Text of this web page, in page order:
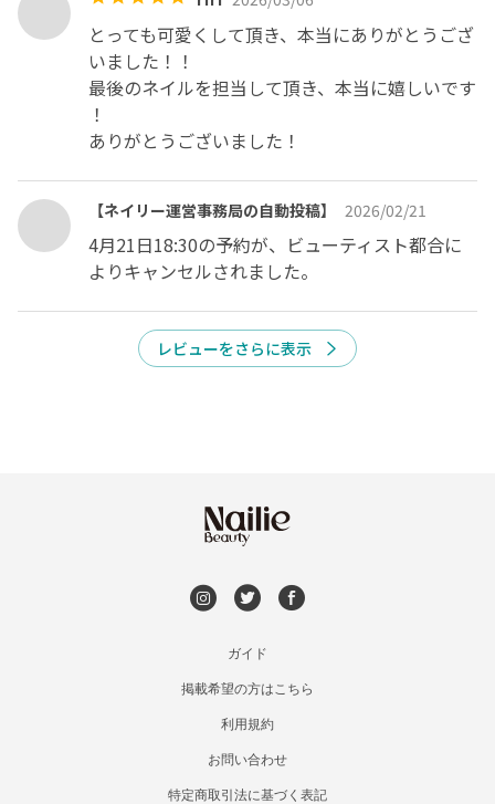
とっても可愛くして頂き、本当にありがとうござ
いました！！
最後のネイルを担当して頂き、本当に嬉しいです
！
ありがとうございました！
【ネイリー運営事務局の自動投稿】 2026/02/21
4月21日18:30の予約が、ビューティスト都合に
よりキャンセルされました。
レビューをさらに表示
ガイド
掲載希望の方はこちら
利用規約
お問い合わせ
特定商取引法に基づく表記